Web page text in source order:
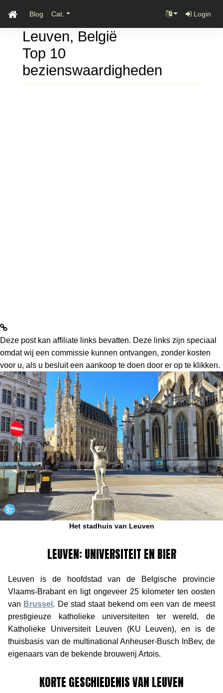
Blog Cat. Login
Leuven, België
Top 10
bezienswaardigheden
Deze post kan affiliate links bevatten. Deze links zijn speciaal
omdat wij een commissie kunnen ontvangen, zonder kosten
voor u, als u besluit een aankoop te doen door er op te klikken.
Het stadhuis van Leuven
LEUVEN: UNIVERSITEIT EN BIER
Leuven is de hoofdstad van de Belgische provincie
Vlaams-Brabant en ligt ongeveer 25 kilometer ten oosten
van Brussel . De stad staat bekend om een van de meest
prestigieuze katholieke universiteiten ter wereld, de
Katholieke Universiteit Leuven (KU Leuven), en is de
thuisbasis van de multinational Anheuser-Busch InBev, de
eigenaars van de bekende brouwerij Artois.
KORTE GESCHIEDENIS VAN LEUVEN